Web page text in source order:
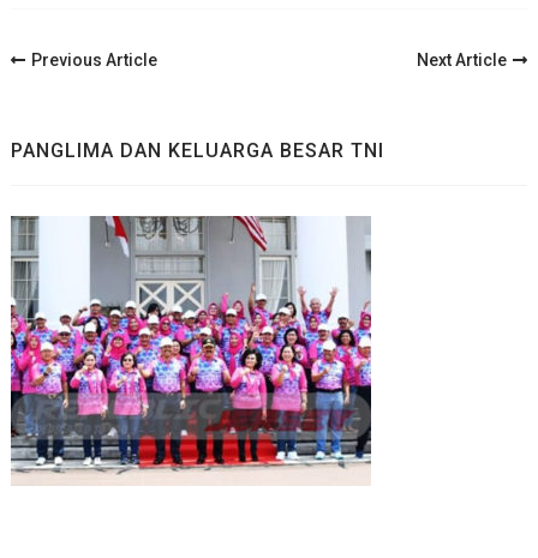
Post
Previous Article Next Article
PANGLIMA DAN KELUARGA BESAR TNI